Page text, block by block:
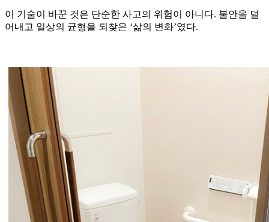
이 기술이 바꾼 것은 단순한 사고의 위험이 아니다. 불안을 덜
어내고 일상의 균형을 되찾은 ‘삶의 변화’였다.